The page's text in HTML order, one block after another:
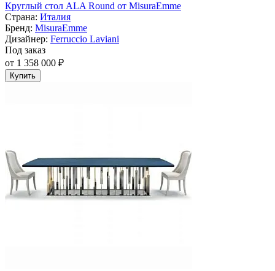
Круглый стол ALA Round от MisuraEmme
Страна: Италия
Бренд: MisuraEmme
Дизайнер: Ferruccio Laviani
Под заказ
от 1 358 000 ₽
Купить